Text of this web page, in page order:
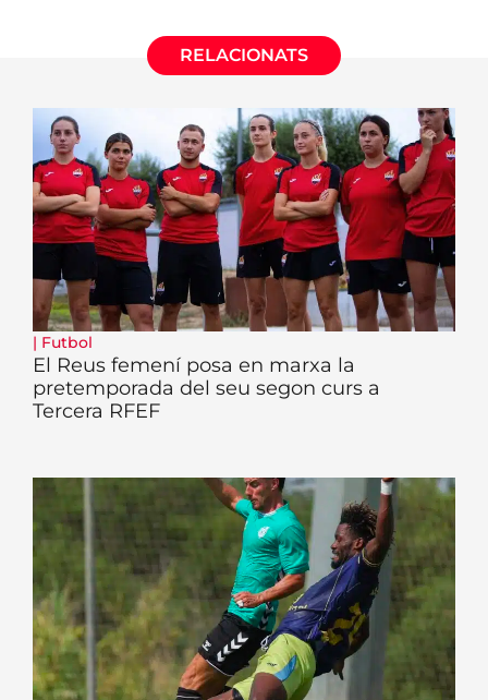
RELACIONATS
| Futbol
El Reus femení posa en marxa la
pretemporada del seu segon curs a
Tercera RFEF